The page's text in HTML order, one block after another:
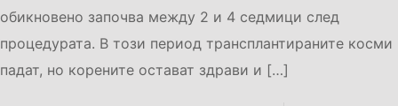
обикновено започва между 2 и 4 седмици след
процедурата. В този период трансплантираните косми
падат, но корените остават здрави и […]